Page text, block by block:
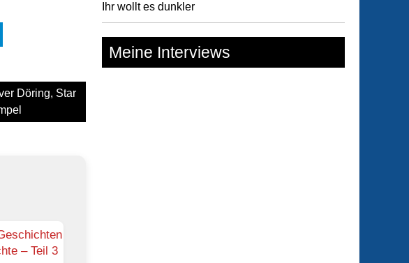
Döring, Star
– Teil 3
Ihr wollt es dunkler
Meine Interviews